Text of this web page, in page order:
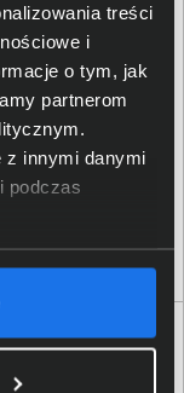
treści
i
o tym, jak
partnerom
z innymi danymi
podczas